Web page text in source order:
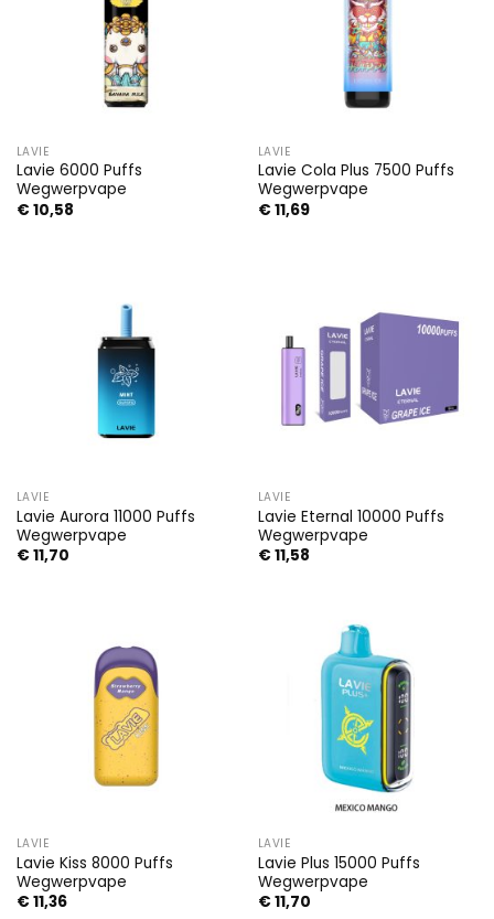
LAVIE
Lavie 6000 Puffs
Wegwerpvape
€10,58
LAVIE
Lavie Cola Plus 7500 Puffs
Wegwerpvape
€11,69
LAVIE
Lavie Aurora 11000 Puffs
Wegwerpvape
€11,70
LAVIE
Lavie Eternal 10000 Puffs
Wegwerpvape
€11,58
LAVIE
Lavie Kiss 8000 Puffs
Wegwerpvape
€11,36
LAVIE
Lavie Plus 15000 Puffs
Wegwerpvape
€11,70